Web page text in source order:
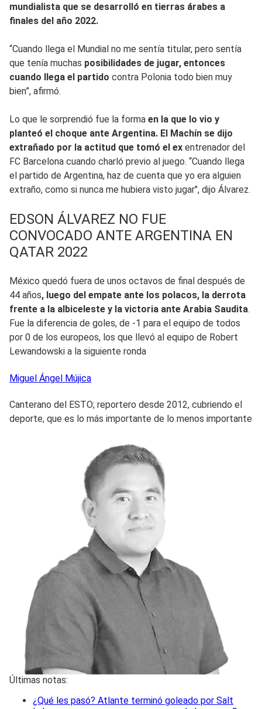
mundialista que se desarrolló en tierras árabes a
finales del año 2022.
“Cuando llega el Mundial no me sentía titular, pero sentía
que tenía muchas posibilidades de jugar, entonces
cuando llega el partido contra Polonia todo bien muy
bien”, afirmó.
Lo que le sorprendió fue la forma en la que lo vio y
planteó el choque ante Argentina. El Machín se dijo
extrañado por la actitud que tomó el ex entrenador del
FC Barcelona cuando charló previo al juego. “Cuando llega
el partido de Argentina, haz de cuenta que yo era alguien
extraño, como si nunca me hubiera visto jugar", dijo Álvarez.
EDSON ÁLVAREZ NO FUE
CONVOCADO ANTE ARGENTINA EN
QATAR 2022
México quedó fuera de unos octavos de final después de
44 años, luego del empate ante los polacos, la derrota
frente a la albiceleste y la victoria ante Arabia Saudita.
Fue la diferencia de goles, de -1 para el equipo de todos
por 0 de los europeos, los que llevó al equipo de Robert
Lewandowski a la siguiente ronda
Miguel Ángel Mújica
Canterano del ESTO; reportero desde 2012, cubriendo el
deporte, que es lo más importante de lo menos importante
Últimas notas:
¿Qué les pasó? Atlante terminó goleado por Salt